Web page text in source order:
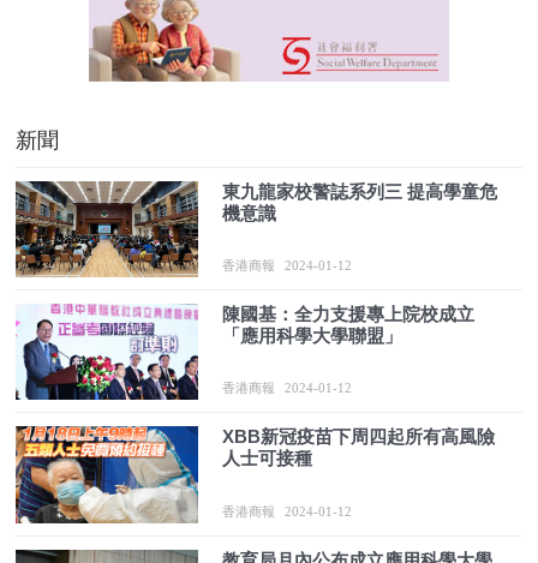
新聞
​東九龍家校警誌系列三 提高學童危
機意識
香港商報 2024-01-12
陳國基：全力支援專上院校成立
「應用科學大學聯盟」
香港商報 2024-01-12
XBB新冠疫苗下周四起所有高風險
人士可接種
香港商報 2024-01-12